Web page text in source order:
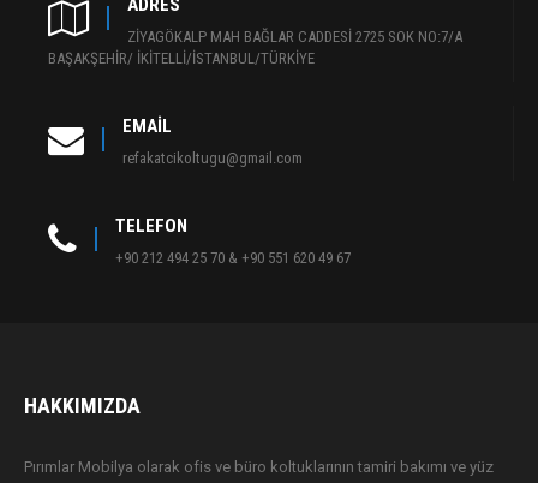
ZİYAGÖKALP MAH BAĞLAR CADDESİ 2725 SOK NO:7/A
BAŞAKŞEHİR/ İKİTELLİ/İSTANBUL/TÜRKİYE
EMAIL
refakatcikoltugu@gmail.com
TELEFON
+90 212 494 25 70 & +90 551 620 49 67
HAKKIMIZDA
Pırımlar Mobilya olarak ofis ve büro koltuklarının tamiri bakımı ve yüz